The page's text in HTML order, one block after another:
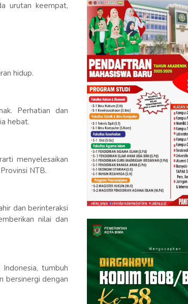
urutan keempat,
hidup.
Perhatian dan
hebat.
menyelesaikan
NTB.
dan berinteraksi
nilai dan
tumbuh
bersinergi dengan